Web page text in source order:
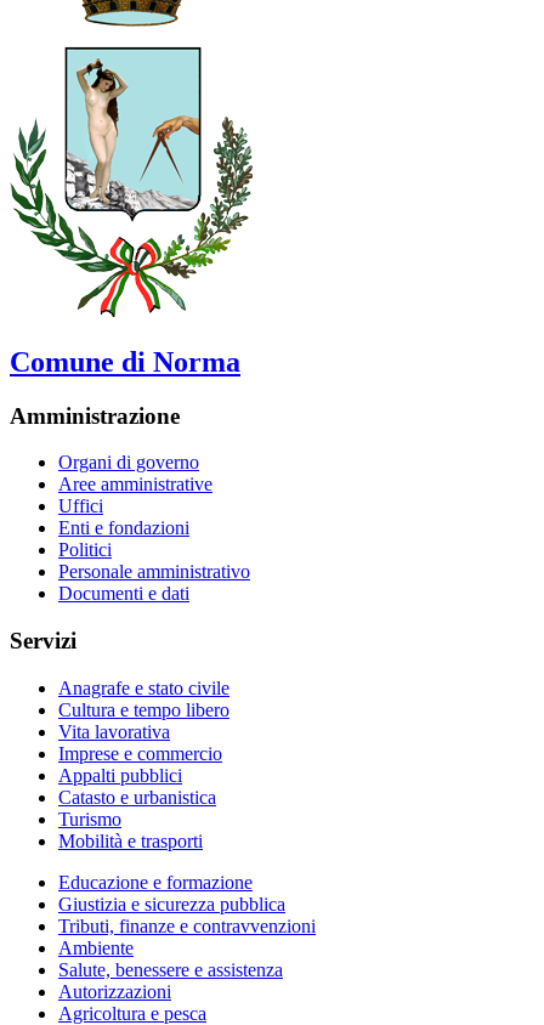
Comune di Norma
Amministrazione
Organi di governo
Aree amministrative
Uffici
Enti e fondazioni
Politici
Personale amministrativo
Documenti e dati
Servizi
Anagrafe e stato civile
Cultura e tempo libero
Vita lavorativa
Imprese e commercio
Appalti pubblici
Catasto e urbanistica
Turismo
Mobilità e trasporti
Educazione e formazione
Giustizia e sicurezza pubblica
Tributi, finanze e contravvenzioni
Ambiente
Salute, benessere e assistenza
Autorizzazioni
Agricoltura e pesca